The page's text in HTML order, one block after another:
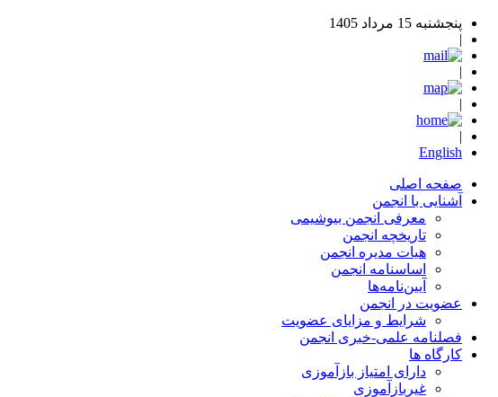
پنجشنبه 15 مرداد 1405
|
|
|
|
English
صفحه اصلی
آشنایی با انجمن
معرفی انجمن بیوشیمی
تاریخچه انجمن
هیات مدیره انجمن
اساسنامه‌ انجمن
آیین‌نامه‌ها
عضویت در انجمن
شرایط و مزایای عضویت
فصلنامه علمی-خبری انجمن
کارگاه ها
دارای امتیاز بازآموزی
غیربازآموزی